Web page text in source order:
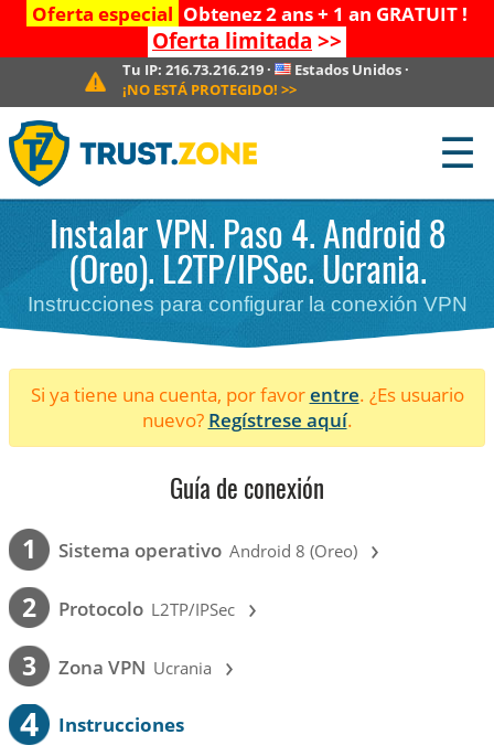
Oferta especial Obtenez 2 ans + 1 an GRATUIT !
Oferta limitada >>
Tu IP: 216.73.216.219· Estados Unidos ·
¡NO ESTÁ PROTEGIDO! >>
☰
Instalar VPN. Paso 4. Android 8
(Oreo). L2TP/IPSec. Ucrania.
Instrucciones para configurar la conexión VPN
Si ya tiene una cuenta, por favorentre. ¿Es usuario
nuevo? Regístrese aquí.
Guía de conexión
1 Sistema operativo Android 8 (Oreo) ›
2 Protocolo L2TP/IPSec ›
3 Zona VPN Ucrania ›
4 Instrucciones